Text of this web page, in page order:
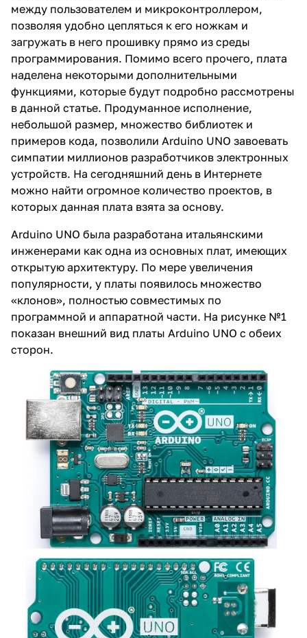
между пользователем и микроконтроллером,
позволяя удобно цепляться к его ножкам и
загружать в него прошивку прямо из среды
программирования. Помимо всего прочего, плата
наделена некоторыми дополнительными
функциями, которые будут подробно рассмотрены
в данной статье. Продуманное исполнение,
небольшой размер, множество библиотек и
примеров кода, позволили Arduino UNO завоевать
симпатии миллионов разработчиков электронных
устройств. На сегодняшний день в Интернете
можно найти огромное количество проектов, в
которых данная плата взята за основу.
Arduino UNO была разработана итальянскими
инженерами как одна из основных плат, имеющих
открытую архитектуру. По мере увеличения
популярности, у платы появилось множество
«клонов», полностью совместимых по
программной и аппаратной части. На рисунке №1
показан внешний вид платы Arduino UNO с обеих
сторон.